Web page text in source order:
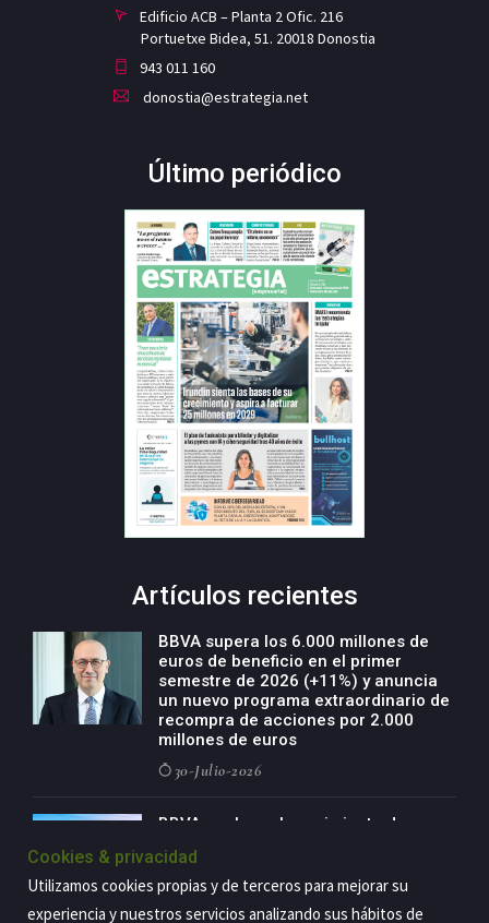
Edificio ACB – Planta 2 Ofic. 216
Portuetxe Bidea, 51. 20018 Donostia
943 011 160
donostia@estrategia.net
Último periódico
Artículos recientes
BBVA supera los 6.000 millones de
euros de beneficio en el primer
semestre de 2026 (+11%) y anuncia
un nuevo programa extraordinario de
recompra de acciones por 2.000
millones de euros
30-Julio-2026
BBVA acelera el crecimiento de su
de especialización presente en siete
países
29-Julio-2026
Cookies & privacidad
Utilizamos cookies propias y de terceros para mejorar su
experiencia y nuestros servicios analizando sus hábitos de